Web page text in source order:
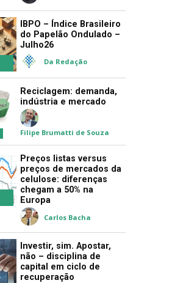
IBPO – Índice Brasileiro
do Papelão Ondulado –
Julho26
Da Redação
Reciclagem: demanda,
indústria e mercado
Filipe Brumatti de Souza
Preços listas versus
preços de mercados da
celulose: diferenças
chegam a 50% na
Europa
Carlos Bacha
Investir, sim. Apostar,
não – disciplina de
capital em ciclo de
recuperação